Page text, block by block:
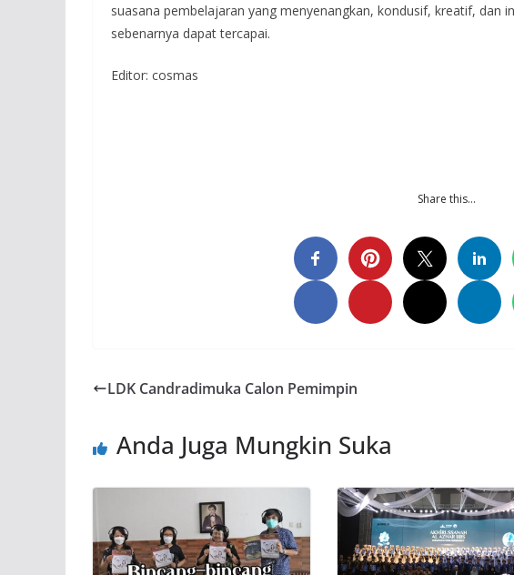
suasana pembelajaran yang menyenangkan, kondusif, kreatif, dan
sebenarnya dapat tercapai.
Editor: cosmas
Share this…
LDK Candradimuka Calon Pemimpin
Anda Juga Mungkin Suka